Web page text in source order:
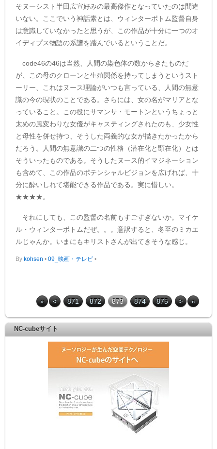
そヌーシスト半田広宣好みの最高傑作となっていたのは間違
いない。ここでいう神話素とは、ウィンターボトム監督自身
は意識していなかったと思うが、この作品が十分に一つのオ
イディプス物語の系譜を踏んでいるということだ。
code46の46は当然、人間の染色体の数からきたものだ
が、この母のクローンと生殖関係を持ってしまうというスト
ーリー、これはヌース理論がいつも言っている、人間の無意
識の今の現状のことである。さらには、女の名がマリアとな
っていること。この役にサマンサ・モートンというちょっと
太めの風変わりな女優がキャスティングされたのも、少女性
と母性を併せ持つ、そうした両義的な女が描きたかったから
だろう。人間の無意識の二つの性格（潜在化と顕在化）とは
そういったものである。そうしたヌース的イマジネーション
も含めて、この作品のポテンシャルビジョンを広げれば、十
分に酔いしれて堪能できる作品である。実に惜しい。
★★★★。
それにしても、この監督の名前もすごすぎないか。マイケ
ル・ウィンターボトムだぜ。。。意訳すると、冬至のミカエ
ルじゃんか。いまにもキリストさんが出てきそうな感じ。
By kohsen • 09_映画・テレビ •
« < 871 872 873 874 875 > »
NC-cubeサイト